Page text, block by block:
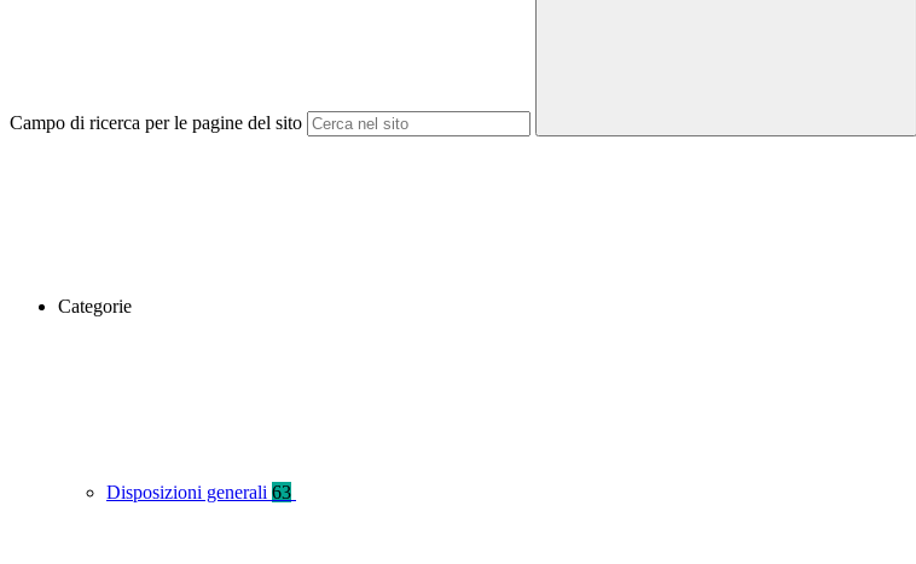
Campo di ricerca per le pagine del sito
Categorie
Disposizioni generali 63